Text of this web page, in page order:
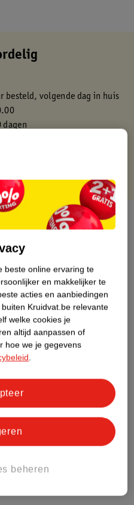
besteld, volgende dag in huis
dagen
heeft (nog) geen Nature
beste online ervaring te
en makkelijker te
acties en aanbiedingen
Kruidvat.be relevante
welke cookies je
altijd aanpassen of
hoe we je gegevens
.
beheren